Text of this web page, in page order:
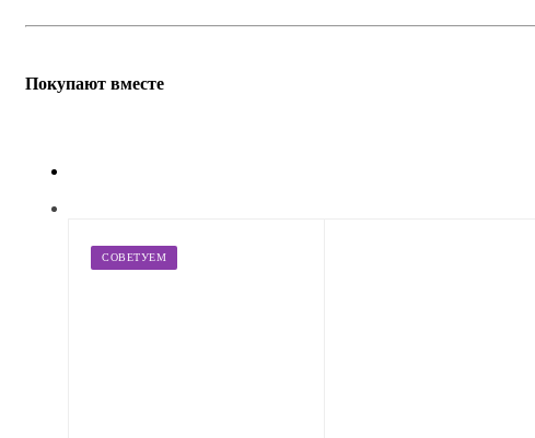
Покупают вместе
СОВЕТУЕМ